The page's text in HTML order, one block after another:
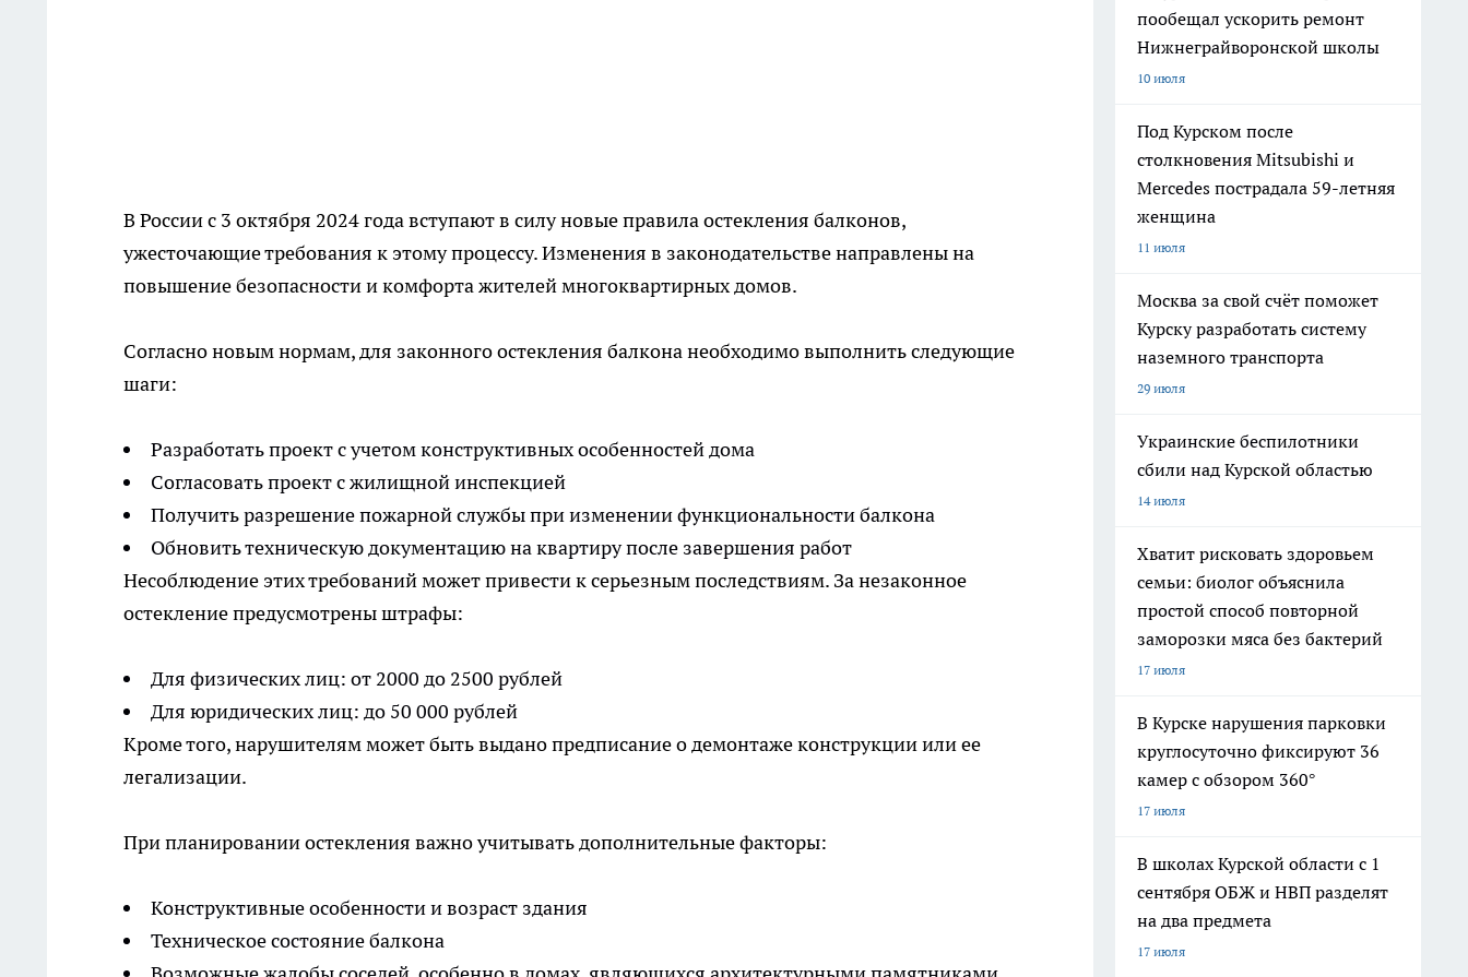
В России с 3 октября 2024 года вступают в силу новые правила остекления балконов,
ужесточающие требования к этому процессу. Изменения в законодательстве направлены на
повышение безопасности и комфорта жителей многоквартирных домов.
Согласно новым нормам, для законного остекления балкона необходимо выполнить следующие
шаги:
Разработать проект с учетом конструктивных особенностей дома
Согласовать проект с жилищной инспекцией
Получить разрешение пожарной службы при изменении функциональности балкона
Обновить техническую документацию на квартиру после завершения работ
Несоблюдение этих требований может привести к серьезным последствиям. За незаконное
остекление предусмотрены штрафы:
Для физических лиц: от 2000 до 2500 рублей
Для юридических лиц: до 50 000 рублей
Кроме того, нарушителям может быть выдано предписание о демонтаже конструкции или ее
легализации.
При планировании остекления важно учитывать дополнительные факторы:
Конструктивные особенности и возраст здания
Техническое состояние балкона
пообещал ускорить ремонт
Нижнеграйворонской школы
10 июля
Под Курском после
столкновения Mitsubishi и
Mercedes пострадала 59-летняя
женщина
11 июля
Москва за свой счёт поможет
Курску разработать систему
наземного транспорта
29 июля
Украинские беспилотники
сбили над Курской областью
14 июля
Хватит рисковать здоровьем
семьи: биолог объяснила
простой способ повторной
заморозки мяса без бактерий
17 июля
В Курске нарушения парковки
круглосуточно фиксируют 36
камер с обзором 360°
17 июля
В школах Курской области с 1
сентября ОБЖ и НВП разделят
на два предмета
17 июля